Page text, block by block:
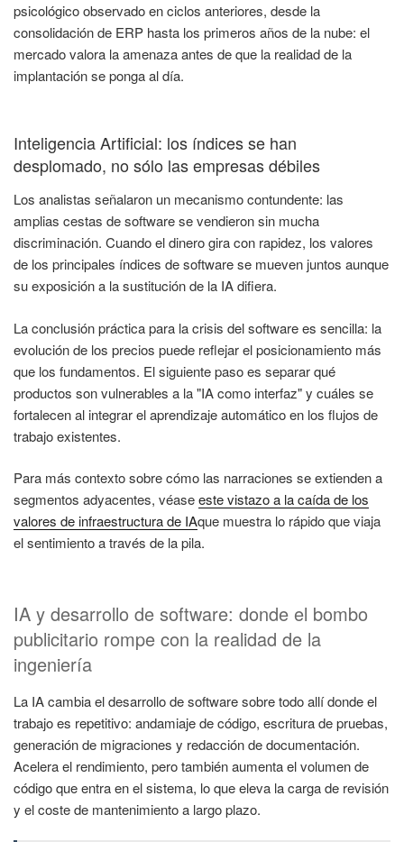
psicológico observado en ciclos anteriores, desde la
consolidación de ERP hasta los primeros años de la nube: el
mercado valora la amenaza antes de que la realidad de la
implantación se ponga al día.
Inteligencia Artificial: los índices se han
desplomado, no sólo las empresas débiles
Los analistas señalaron un mecanismo contundente: las
amplias cestas de software se vendieron sin mucha
discriminación. Cuando el dinero gira con rapidez, los valores
de los principales índices de software se mueven juntos aunque
su exposición a la sustitución de la IA difiera.
La conclusión práctica para la crisis del software es sencilla: la
evolución de los precios puede reflejar el posicionamiento más
que los fundamentos. El siguiente paso es separar qué
productos son vulnerables a la "IA como interfaz" y cuáles se
fortalecen al integrar el aprendizaje automático en los flujos de
trabajo existentes.
Para más contexto sobre cómo las narraciones se extienden a
segmentos adyacentes, véaseeste vistazo a la caída de los
valores de infraestructura de IAque muestra lo rápido que viaja
el sentimiento a través de la pila.
IA y desarrollo de software: donde el bombo
publicitario rompe con la realidad de la
ingeniería
La IA cambia el desarrollo de software sobre todo allí donde el
trabajo es repetitivo: andamiaje de código, escritura de pruebas,
generación de migraciones y redacción de documentación.
Acelera el rendimiento, pero también aumenta el volumen de
código que entra en el sistema, lo que eleva la carga de revisión
y el coste de mantenimiento a largo plazo.